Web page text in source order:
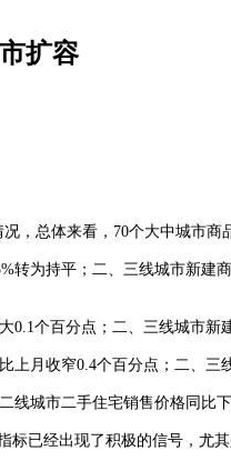
扩容
总体来看，70个大中城市商
持平；二、三线城市新建
个百分点；二、三线城市新
收窄0.4个百分点；二、三
市二手住宅销售价格同比
经出现了积极的信号，尤